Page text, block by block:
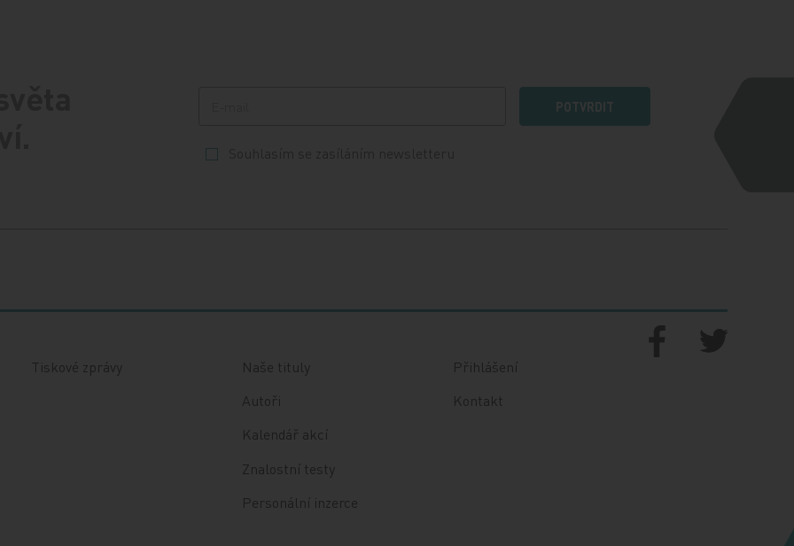
POTVRDIT
Tiskové zprávy
Naše tituly
Autoři
Kalendář akcí
Znalostní testy
Personální inzerce
Přihlášení
Kontakt